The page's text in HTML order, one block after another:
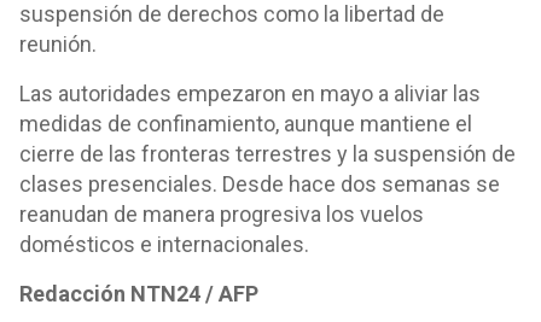
suspensión de derechos como la libertad de
reunión.
Las autoridades empezaron en mayo a aliviar las
medidas de confinamiento, aunque mantiene el
cierre de las fronteras terrestres y la suspensión de
clases presenciales. Desde hace dos semanas se
reanudan de manera progresiva los vuelos
domésticos e internacionales.
Redacción NTN24 / AFP